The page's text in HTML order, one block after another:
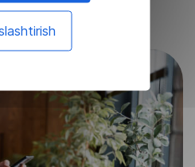
o'qing